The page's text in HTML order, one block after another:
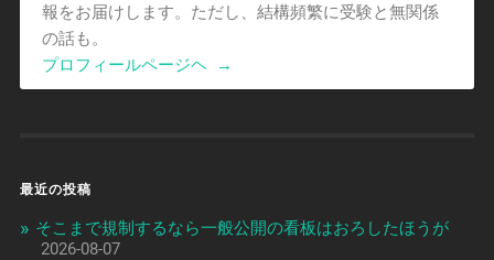
報をお届けします。ただし、結構頻繁に受験と無関係
の話も。
プロフィールページヘ
→
最近の投稿
そこまで規制するなら一般公開の看板はおろしたほうが
2026-08-07